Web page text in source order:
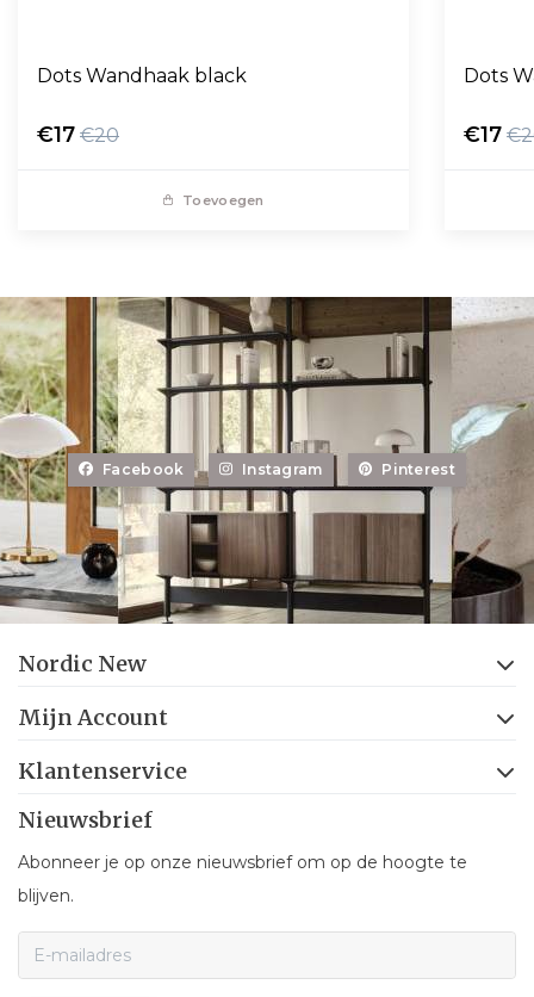
Dots Wandhaak black
€17 €20
Toevoegen
Dots
€17
Facebook Instagram Pinterest
Nordic New
Mijn Account
Klantenservice
Nieuwsbrief
Abonneer je op onze nieuwsbrief om op de hoogte te
blijven.